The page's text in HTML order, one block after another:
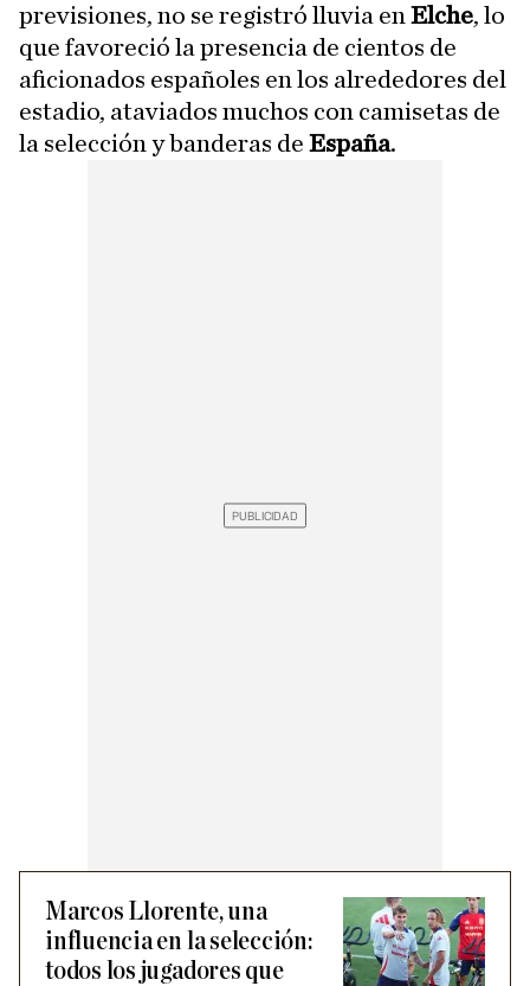
previsiones, no se registró lluvia en Elche, lo
que favoreció la presencia de cientos de
aficionados españoles en los alrededores del
estadio, ataviados muchos con camisetas de
la selección y banderas de España.
Marcos Llorente, una
influencia en la selección:
todos los jugadores que